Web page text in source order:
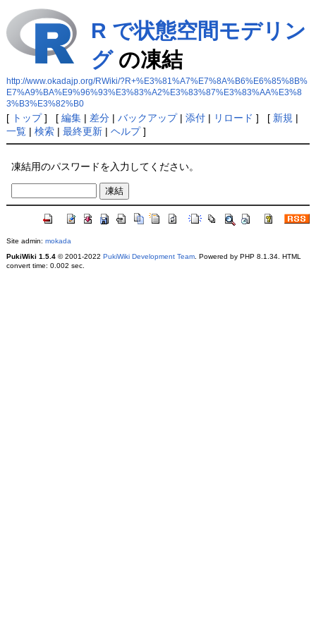
R で状態空間モデリン
グの凍結
http://www.okadajp.org/RWiki/?R+%E3%81%A7%E7%8A%B6%E6%85%8B%
E7%A9%BA%E9%96%93%E3%83%A2%E3%83%87%E3%83%AA%E3%8
3%B3%E3%82%B0
[ トップ] [ 編集| 差分| バックアップ| 添付| リロード ] [ 新規 |
一覧| 検索| 最終更新| ヘルプ]
凍結用のパスワードを入力してください。
Site admin: mokada
PukiWiki 1.5.4© 2001-2022 PukiWiki Development Team. Powered by PHP 8.1.34. HTML
convert time: 0.002 sec.